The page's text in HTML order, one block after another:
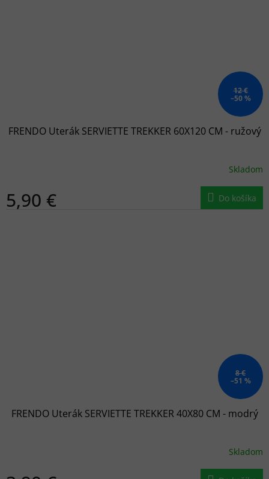
12 €
–50 %
FRENDO Uterák SERVIETTE TREKKER 60X120 CM - ružový
Skladom
5,90 € Do košíka
8 €
–51 %
FRENDO Uterák SERVIETTE TREKKER 40X80 CM - modrý
Skladom